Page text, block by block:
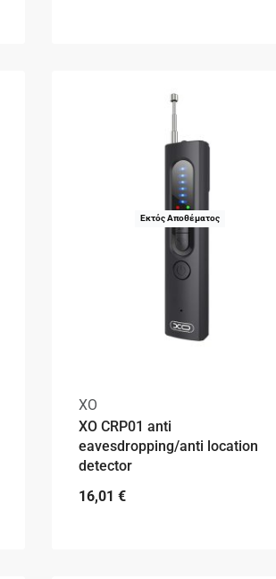
Εκτός Αποθέματος
XO
XO CRP01 anti
eavesdropping/anti location
detector
16,01 €